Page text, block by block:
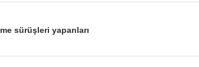
sürüşleri yapanları